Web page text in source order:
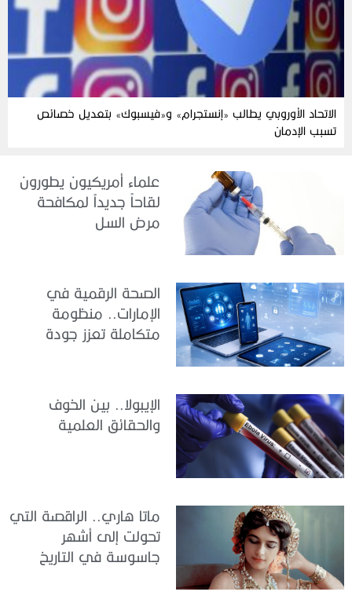
الاتحاد الأوروبي يطالب «إنستجرام» و«فيسبوك» بتعديل خصائص
تسبب الإدمان
علماء أمريكيون يطورون
لقاحاً جديداً لمكافحة
مرض السل
الصحة الرقمية في
الإمارات.. منظومة
متكاملة تعزز جودة
الإيبولا.. بين الخوف
والحقائق العلمية
ماتا هاري.. الراقصة التي
تحولت إلى أشهر
جاسوسة في التاريخ